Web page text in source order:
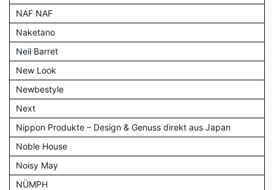
NAF NAF
Naketano
Neil Barret
New Look
Newbestyle
Next
Nippon Produkte – Design & Genuss direkt aus Japan
Noble House
Noisy May
NÜMPH